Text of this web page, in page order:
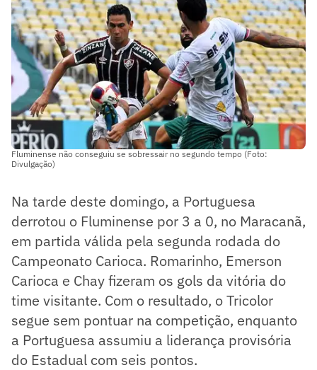
Fluminense não conseguiu se sobressair no segundo tempo (Foto:
Divulgação)
Na tarde deste domingo, a Portuguesa
derrotou o Fluminense por 3 a 0, no Maracanã,
em partida válida pela segunda rodada do
Campeonato Carioca. Romarinho, Emerson
Carioca e Chay fizeram os gols da vitória do
time visitante. Com o resultado, o Tricolor
segue sem pontuar na competição, enquanto
a Portuguesa assumiu a liderança provisória
do Estadual com seis pontos.